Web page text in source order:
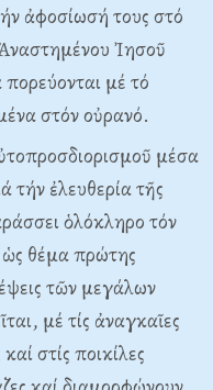
ἀφοσίωσή τους στό
Ἰησοῦ
μέ τό
στόν οὐρανό.
μέσα
ἐλευθερία τῆς
ὁλόκληρο τόν
θέμα πρώτης
τῶν μεγάλων
μέ τίς ἀναγκαῖες
στίς ποικίλες